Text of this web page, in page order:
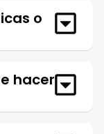
o
hacer